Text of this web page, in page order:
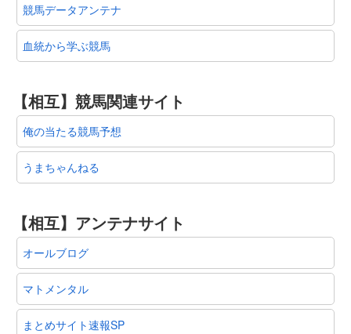
競馬データアンテナ
血統から学ぶ競馬
【相互】競馬関連サイト
俺の当たる競馬予想
うまちゃんねる
【相互】アンテナサイト
オールブログ
マトメンタル
まとめサイト速報SP